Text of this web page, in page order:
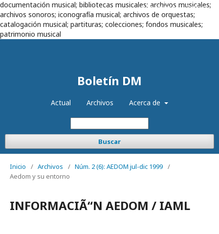
documentación musical; bibliotecas musicales; archivos musicales;
archivos sonoros; iconografía musical; archivos de orquestas;
catalogación musical; partituras; colecciones; fondos musicales;
patrimonio musical
Boletín DM
Actual Archivos Acerca de
Buscar
Registrarse Entrar
Inicio / Archivos / Núm. 2 (6): AEDOM jul-dic 1999 /
Aedom y su entorno
INFORMACIÃ“N AEDOM / IAML